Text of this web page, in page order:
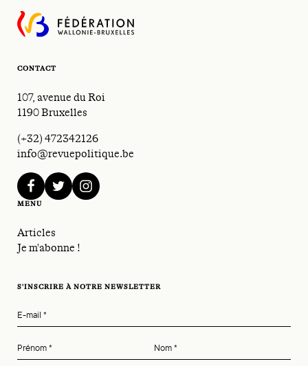
CONTACT
107, avenue du Roi
1190 Bruxelles
(+32) 472342126
info@revuepolitique.be
facebooktwitterinstagram
MENU
Articles
Je m'abonne !
S'INSCRIRE À NOTRE NEWSLETTER
E-mail *
Prénom* Nom*